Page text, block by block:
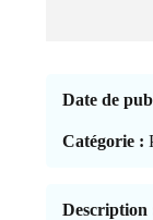
Date de
Catégorie :
Description